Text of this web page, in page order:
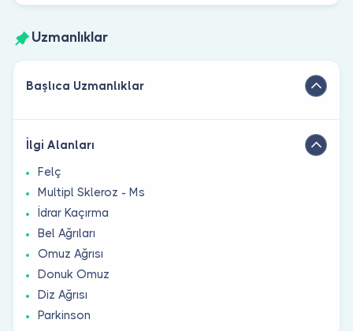
Uzmanlıklar
Başlıca Uzmanlıklar
İlgi Alanları
Felç
Multipl Skleroz - Ms
İdrar Kaçırma
Bel Ağrıları
Omuz Ağrısı
Donuk Omuz
Diz Ağrısı
Parkinson